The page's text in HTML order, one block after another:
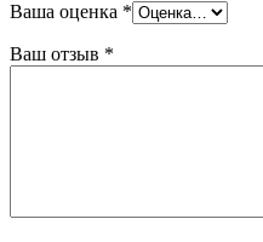
Ваша оценка *
Ваш отзыв *